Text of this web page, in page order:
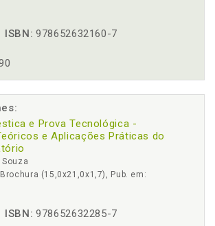
ISBN: 978652632160-7
e Prova Tecnológica -
e Aplicações Práticas do
(15,0x21,0x1,7), Pub. em:
ISBN: 978652632285-7